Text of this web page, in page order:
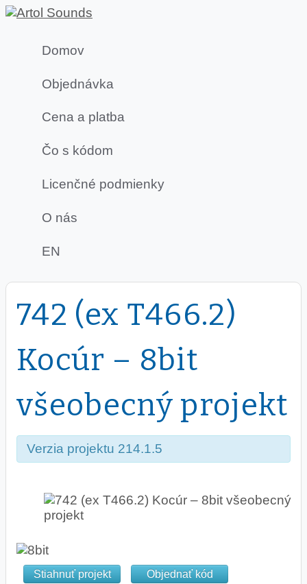
Domov
Objednávka
Cena a platba
Čo s kódom
Licenčné podmienky
O nás
EN
742 (ex T466.2)
Kocúr – 8bit
všeobecný projekt
Verzia projektu 214.1.5
Stiahnuť projekt Objednať kód